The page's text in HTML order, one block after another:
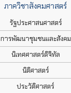
ภาควิชาสังคมศาสตร์
รัฐประศาสนศาสตร์
การพัฒนาชุมชนและสังคม
นิเทศศาสตร์ดิจิทัล
นิติศาสตร์
ประวัติศาสตร์